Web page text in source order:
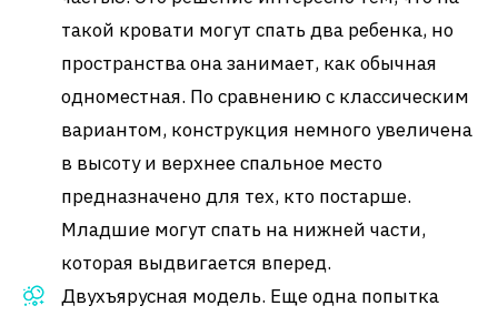
такой кровати могут спать два ребенка, но
пространства она занимает, как обычная
одноместная. По сравнению с классическим
вариантом, конструкция немного увеличена
в высоту и верхнее спальное место
предназначено для тех, кто постарше.
Младшие могут спать на нижней части,
которая выдвигается вперед.
Двухъярусная модель. Еще одна попытка